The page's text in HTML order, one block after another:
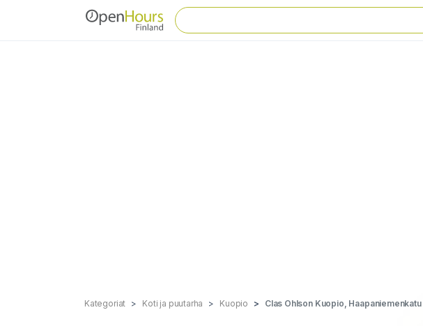
Kategoriat Koti ja puutarha Kuopio Clas Ohlson Kuopio, Haapaniemenkatu